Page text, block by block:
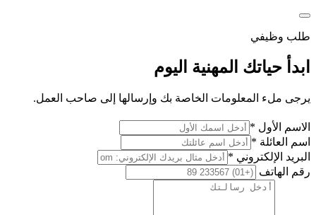
طلب وظيفي
ابدأ حياتك المهنية اليوم
يرجى ملء المعلومات الخاصة بك وإرسالها إلى صاحب العمل.
الاسم الأول *
اسم العائلة *
البريد الإلكتروني *
رقم الهاتف